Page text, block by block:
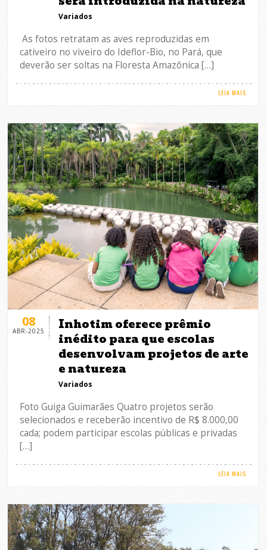
Variados
As fotos retratam as aves reproduzidas em
cativeiro no viveiro do Ideflor-Bio, no Pará, que
deverão ser soltas na Floresta Amazônica […]
LEIA MAIS
08
ABR-2025
Inhotim oferece prêmio
inédito para que escolas
desenvolvam projetos de arte
e natureza
Variados
Foto Guiga Guimarães Quatro projetos serão
selecionados e receberão incentivo de R$ 8.000,00
cada; podem participar escolas públicas e privadas
[…]
LEIA MAIS